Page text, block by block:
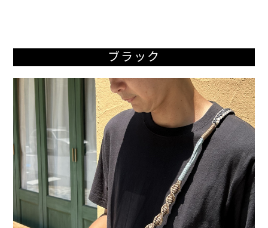
ブラック